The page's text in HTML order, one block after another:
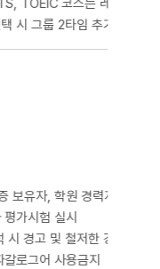
TOEIC 코스는 레벨 별로
시 그룹 2타임 추가 진행
보유자, 학원 경력자 등 우
가시험 실시
시 경고 및 철저한 강사관리
로그어 사용금지